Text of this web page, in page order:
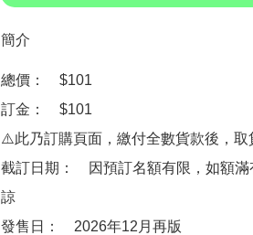
簡介
總價：　$101
訂金：　$101
⚠️此乃訂購頁面，繳付全數貨款後，
截訂日期：　因預訂名額有限，如額
諒
發售日：　2026年12月再版